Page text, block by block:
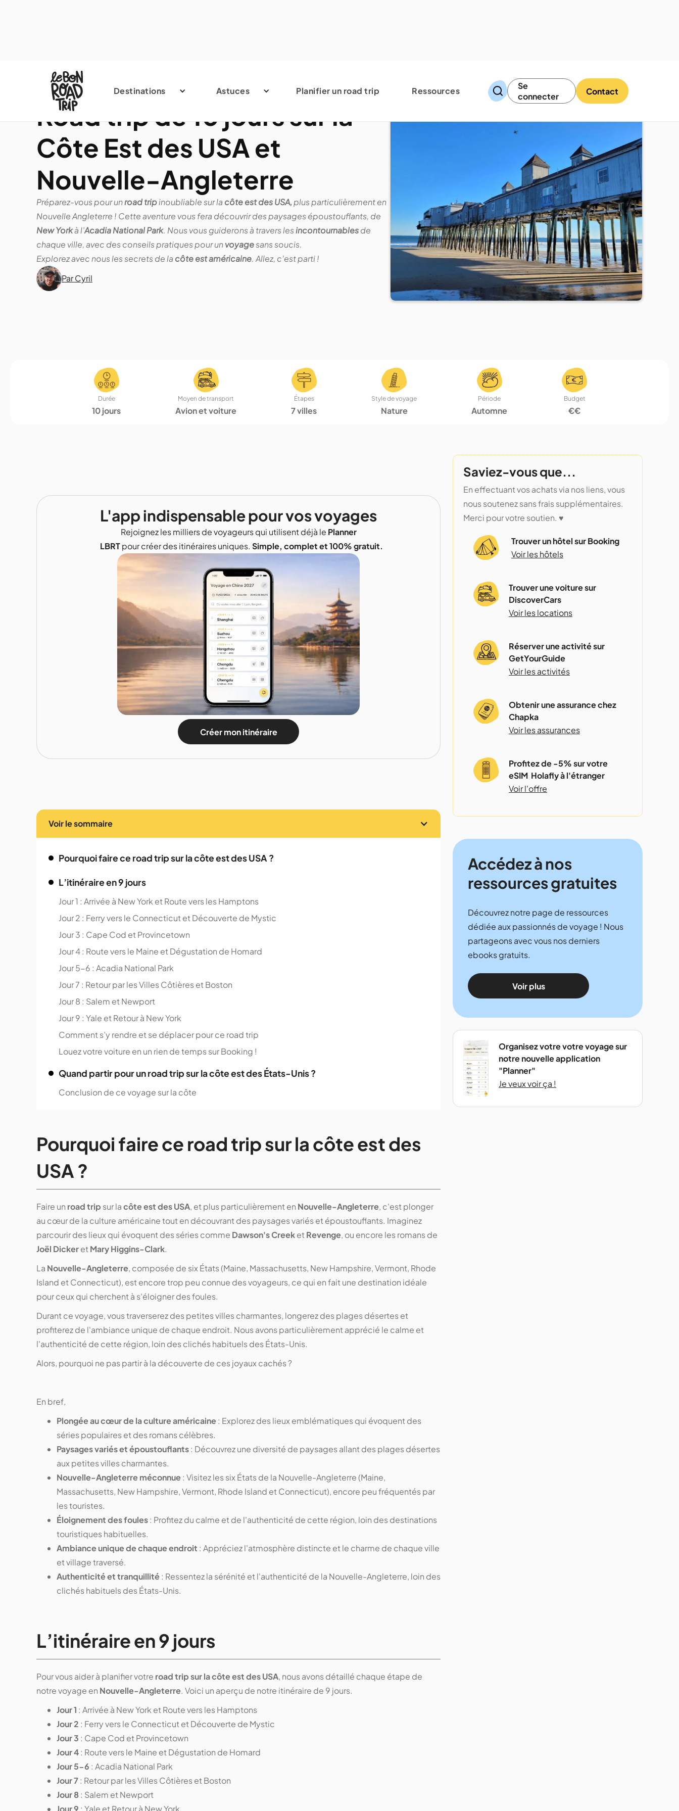
Destinations Astuces Planifier un road trip Ressources
Se
connecter
Contact
Road trip de 10 jours sur la
Côte Est des USA et
Nouvelle-Angleterre
Préparez-vous pour unroad tripinoubliable sur la côte est des USA, plus particulièrement en
Nouvelle Angleterre ! Cette aventure vous fera découvrir des paysages époustouflants, de
New Yorkà l’Acadia National Park. Nous vous guiderons à travers lesincontournablesde
chaque ville, avec des conseils pratiques pour unvoyagesans soucis.
Explorez avec nous les secrets de la côte est américaine. Allez, c'est parti !
Par Cyril
Durée
10 jours
Moyen de transport
Avion et voiture
Étapes
7 villes
Style de voyage
Nature
Période
Automne
Budget
€€
L'app indispensable pour vos voyages
Rejoignez les milliers de voyageurs qui utilisent déjà le Planner
LBRTpour créer des itinéraires uniques. Simple, complet et 100% gratuit.
Créer mon itinéraire
Voir le sommaire
Pourquoi faire ce road trip sur la côte est des USA ?
L’itinéraire en 9 jours
Jour 1 : Arrivée à New York et Route vers les Hamptons
Jour 2 : Ferry vers le Connecticut et Découverte de Mystic
Jour 3 : Cape Cod et Provincetown
Jour 4 : Route vers le Maine et Dégustation de Homard
Jour 5-6 : Acadia National Park
Jour 7 : Retour par les Villes Côtières et Boston
Jour 8 : Salem et Newport
Jour 9 : Yale et Retour à New York
Comment s’y rendre et se déplacer pour ce road trip
Louez votre voiture en un rien de temps sur Booking !
Quand partir pour un road trip sur la côte est des États-Unis ?
Conclusion de ce voyage sur la côte
Pourquoi faire ce road trip sur la côte est des
USA ?
Faire un road trip sur lacôte est des USA, et plus particulièrement en Nouvelle-Angleterre, c'est plonger
au cœur de la culture américaine tout en découvrant des paysages variés et époustouflants. Imaginez
parcourir des lieux qui évoquent des séries comme Dawson's Creeket Revenge, ou encore les romans de
Joël Dickeret Mary Higgins-Clark.
La Nouvelle-Angleterre, composée de six États (Maine, Massachusetts, New Hampshire, Vermont, Rhode
Island et Connecticut), est encore trop peu connue des voyageurs, ce qui en fait une destination idéale
pour ceux qui cherchent à s'éloigner des foules.
Durant ce voyage, vous traverserez des petites villes charmantes, longerez des plages désertes et
profiterez de l'ambiance unique de chaque endroit. Nous avons particulièrement apprécié le calme et
l'authenticité de cette région, loin des clichés habituels des États-Unis.
Alors, pourquoi ne pas partir à la découverte de ces joyaux cachés ?
En bref,
Plongée au cœur de la culture américaine: Explorez des lieux emblématiques qui évoquent des
séries populaires et des romans célèbres.
Paysages variés et époustouflants: Découvrez une diversité de paysages allant des plages désertes
aux petites villes charmantes.
Nouvelle-Angleterre méconnue: Visitez les six États de la Nouvelle-Angleterre (Maine,
Massachusetts, New Hampshire, Vermont, Rhode Island et Connecticut), encore peu fréquentés par
les touristes.
Éloignement des foules: Profitez du calme et de l'authenticité de cette région, loin des destinations
touristiques habituelles.
Ambiance unique de chaque endroit : Appréciez l'atmosphère distincte et le charme de chaque ville
et village traversé.
Authenticité et tranquillité: Ressentez la sérénité et l'authenticité de la Nouvelle-Angleterre, loin des
clichés habituels des États-Unis.
L’itinéraire en 9 jours
Pour vous aider à planifier votre road trip sur la côte est des USA, nous avons détaillé chaque étape de
notre voyage en Nouvelle-Angleterre. Voici un aperçu de notre itinéraire de 9 jours.
Jour 1 : Arrivée à New York et Route vers les Hamptons
Jour 2 : Ferry vers le Connecticut et Découverte de Mystic
Jour 3 : Cape Cod et Provincetown
Jour 4: Route vers le Maine et Dégustation de Homard
Jour 5-6 : Acadia National Park
Jour 7: Retour par les Villes Côtières et Boston
Jour 8: Salem et Newport
Jour 9 : Yale et Retour à New York
Saviez-vous que...
En effectuant vos achats via nos liens, vous
nous soutenez sans frais supplémentaires.
Merci pour votre soutien. ♥️
Trouver un hôtel sur Booking
Voir les hôtels
Trouver une voiture sur
DiscoverCars
Voir les locations
Réserver une activité sur
GetYourGuide
Voir les activités
Obtenir une assurance chez
Chapka
Voir les assurances
Profitez de -5% sur votre
eSIM Holafly à l'étranger
Voir l'offre
Accédez à nos
ressources gratuites
Découvrez notre page de ressources
dédiée aux passionnés de voyage ! Nous
partageons avec vous nos derniers
ebooks gratuits.
Voir plus
Organisez votre votre voyage sur
notre nouvelle application
"Planner"
Je veux voir ça !